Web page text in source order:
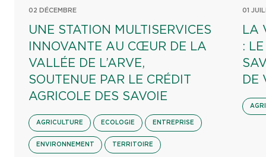
02 DÉCEMBRE
UNE STATION MULTISERVICES
INNOVANTE AU CŒUR DE LA
VALLÉE DE L’ARVE,
SOUTENUE PAR LE CRÉDIT
AGRICOLE DES SAVOIE
AGRICULTURE ECOLOGIE ENTREPRISE
ENVIRONNEMENT TERRITOIRE
01
LA
:
DE